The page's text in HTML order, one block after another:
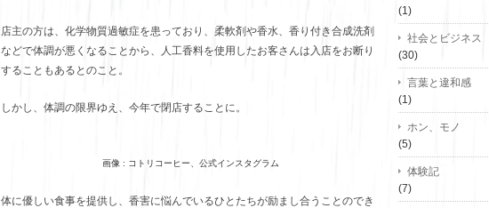
店主の方は、化学物質過敏症を患っており、柔軟剤や香水、香り付き合成洗剤
などで体調が悪くなることから、人工香料を使用したお客さんは入店をお断り
することもあるとのこと。
しかし、体調の限界ゆえ、今年で閉店することに。
画像 : コトリコーヒー、公式インスタグラム
体に優しい食事を提供し、香害に悩んでいるひとたちが励まし合うことのでき
(1)
社会とビジネス
(30)
言葉と違和感
(1)
ホン、モノ
(5)
体験記
(7)